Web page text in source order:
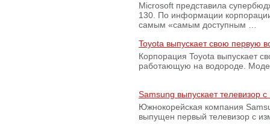
Microsoft представила
130. По информации
самым «самым доступным …
Toyota выпускает свою первую
Корпорация Toyota выпускает
работающую на водороде.
Samsung выпускает телевизор
Южнокорейская компания
выпущен первый телевизор с